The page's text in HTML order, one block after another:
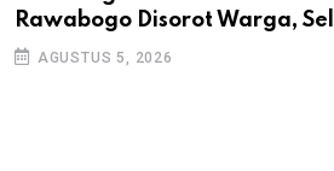
Rawabogo Disorot Warga,
AGUSTUS 5, 2026